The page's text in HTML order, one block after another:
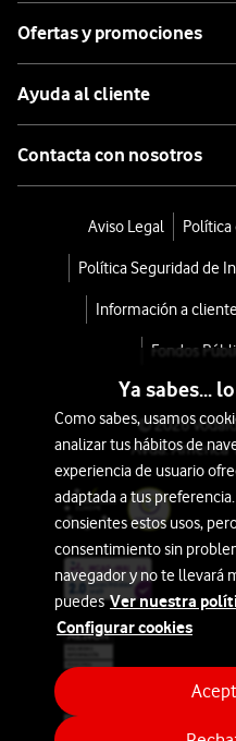
Ofertas y promociones
Ayuda al cliente
Contacta con nosotros
Aviso Legal Política
Política Seguridad de
Información a
Fondos
© 2026
Avda. América
Ya sabes...
Como sabes, usamos
analizar tus hábitos de
experiencia de usuario
adaptada a tus
consientes estos usos,
consentimiento sin
navegador y no te llevará
puedesVer nuestra
Configurar cookies